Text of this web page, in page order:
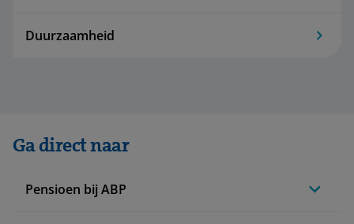
Duurzaamheid
Ga direct naar
Pensioen bij ABP